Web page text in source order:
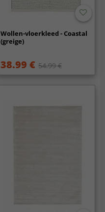
Wollen-vloerkleed - Coastal
(greige)
38.99 € 54.99 €